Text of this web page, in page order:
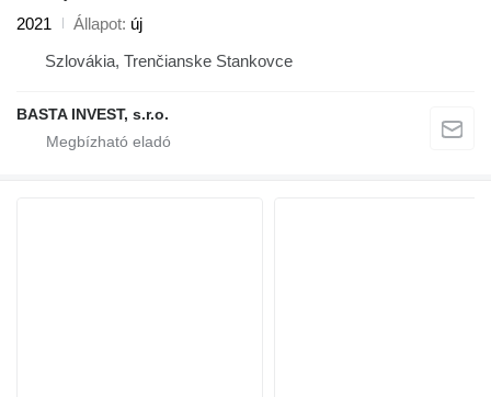
2021
Állapot új
Szlovákia, Trenčianske Stankovce
BASTA INVEST, s.r.o.